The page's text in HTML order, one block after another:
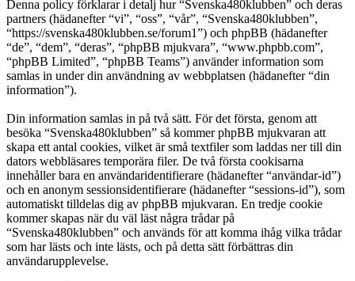
Denna policy förklarar i detalj hur “Svenska480klubben” och deras
partners (hädanefter “vi”, “oss”, “vår”, “Svenska480klubben”,
“https://svenska480klubben.se/forum1”) och phpBB (hädanefter
“de”, “dem”, “deras”, “phpBB mjukvara”, “www.phpbb.com”,
“phpBB Limited”, “phpBB Teams”) använder information som
samlas in under din användning av webbplatsen (hädanefter “din
information”).
Din information samlas in på två sätt. För det första, genom att
besöka “Svenska480klubben” så kommer phpBB mjukvaran att
skapa ett antal cookies, vilket är små textfiler som laddas ner till din
dators webbläsares temporära filer. De två första cookisarna
innehåller bara en användaridentifierare (hädanefter “användar-id”)
och en anonym sessionsidentifierare (hädanefter “sessions-id”), som
automatiskt tilldelas dig av phpBB mjukvaran. En tredje cookie
kommer skapas när du väl läst några trådar på
“Svenska480klubben” och används för att komma ihåg vilka trådar
som har lästs och inte lästs, och på detta sätt förbättras din
användarupplevelse.